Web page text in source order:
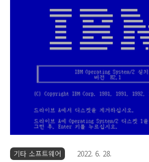
되었으나, 프로그램 호환성을 비롯한 여러 문
니다. 이 버전은 3.0의 베타 버전이며, 한글판
3.0부터는 CD로 설치할 수 있습니다. 다만 완
독립적으로 설치하는 것은 아닙니다. 설치 디
고 부팅한 후 설치를 진행합니다. 디스켓 파
기타 소프트웨어 2022. 6. 28.